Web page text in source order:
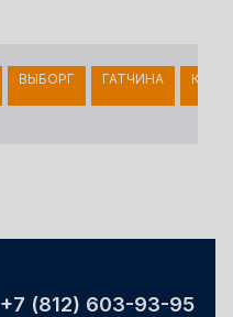
ВЫБОРГ ГАТЧИНА
+7 (812) 603-93-95